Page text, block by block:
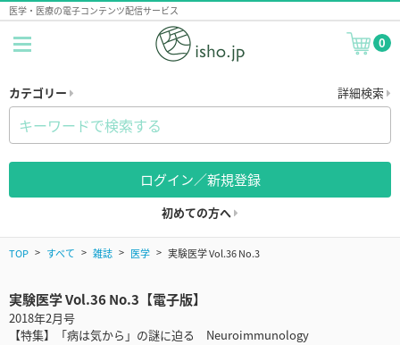
医学・医療の電子コンテンツ配信サービス
0
カテゴリー 詳細検索
ログイン／新規登録
初めての方へ
TOP すべて 雑誌 医学 実験医学 Vol.36 No.3
実験医学 Vol.36 No.3【電子版】
2018年2月号
【特集】「病は気から」の謎に迫る Neuroimmunology